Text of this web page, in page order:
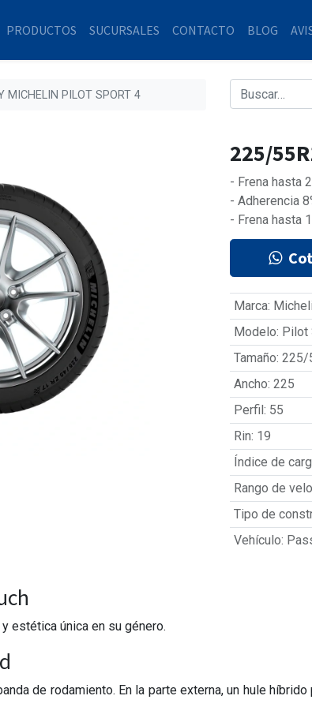
PRODUCTOS SUCURSALES CONTACTO BLOG
MICHELIN PILOT SPORT 4
225/
- Frena hasta
- Adherencia
- Frena hasta
Marca:
Modelo: Pilot
Tamaño: 225/
Ancho: 225
Perfil: 55
Rin: 19
Índice de
Rango de
Tipo de
Vehículo:
estética única en su género.
de rodamiento. En la parte externa, un hule